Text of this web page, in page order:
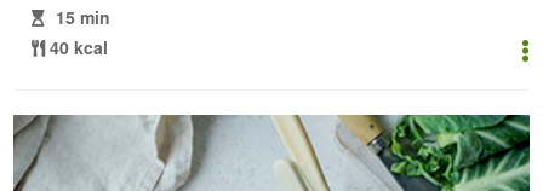
15 min
40 kcal